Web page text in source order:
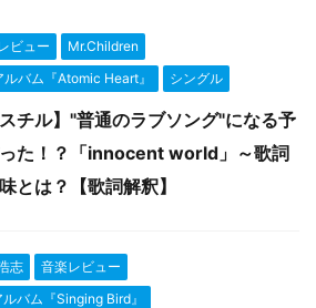
ビュー
Mr.Children
バム『Atomic Heart』
シングル
スチル】"普通のラブソング"になる予
た！？「innocent world」～歌詞
とは？【歌詞解釈】
志
音楽レビュー
バム『Singing Bird』